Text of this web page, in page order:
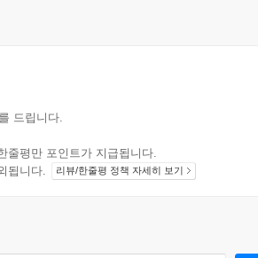
드립니다.
줄평만 포인트가 지급됩니다.
됩니다.
리뷰/한줄평 정책 자세히 보기